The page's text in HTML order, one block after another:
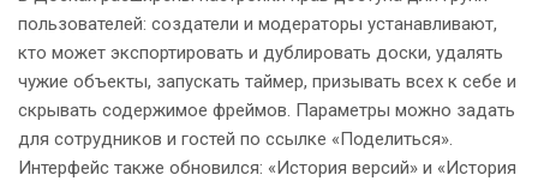
пользователей: создатели и модераторы устанавливают,
кто может экспортировать и дублировать доски, удалять
чужие объекты, запускать таймер, призывать всех к себе и
скрывать содержимое фреймов. Параметры можно задать
для сотрудников и гостей по ссылке «Поделиться».
Интерфейс также обновился: «История версий» и «История